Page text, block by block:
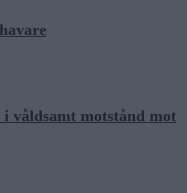
våldsamt motstånd mot